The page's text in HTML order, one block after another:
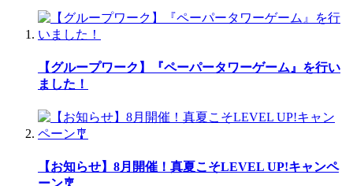
【グループワーク】『ペーパータワーゲーム』を行い
ました！
【お知らせ】8月開催！真夏こそLEVEL UP!キャンペ